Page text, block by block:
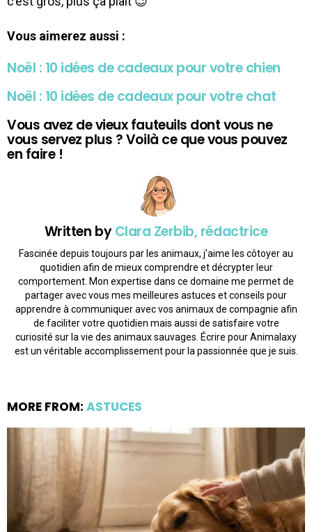
Vous aimerez aussi :
Noël : 10 idées de cadeaux pour votre chien
Noël : 10 idées de cadeaux pour votre chat
Vous avez de vieux fauteuils dont vous ne
vous servez plus ? Voilà ce que vous pouvez
en faire !
Written byClara Zerbib, rédactrice
Fascinée depuis toujours par les animaux, j'aime les côtoyer au
quotidien afin de mieux comprendre et décrypter leur
comportement. Mon expertise dans ce domaine me permet de
partager avec vous mes meilleures astuces et conseils pour
apprendre à communiquer avec vos animaux de compagnie afin
de faciliter votre quotidien mais aussi de satisfaire votre
curiosité sur la vie des animaux sauvages. Écrire pour Animalaxy
est un véritable accomplissement pour la passionnée que je suis.
MORE FROM: ASTUCES